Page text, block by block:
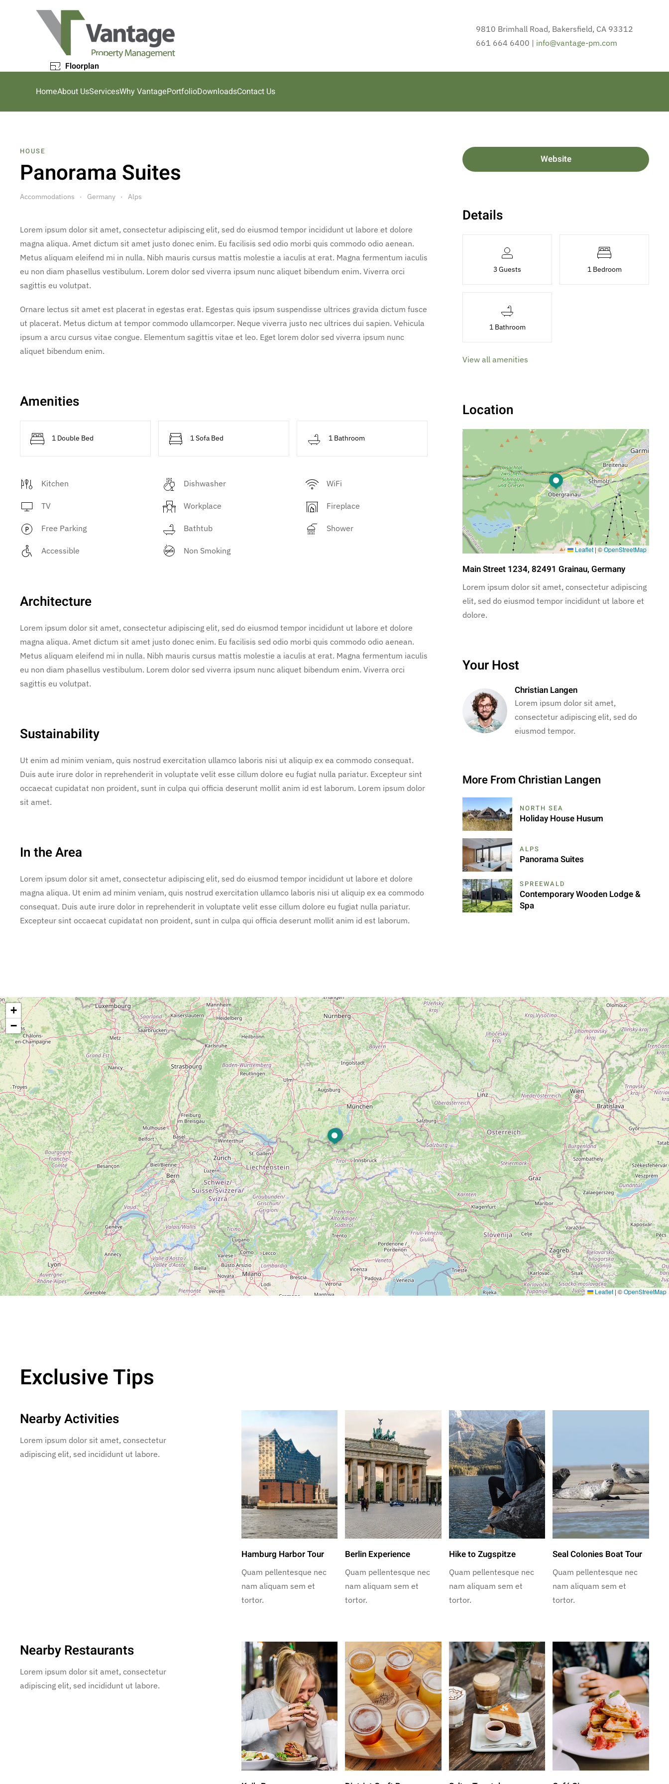
Skip to main content
9810 Brimhall Road, Bakersfield, CA 93312
661 664 6400 | info@vantage-pm.com
HomeAbout UsServicesWhy VantagePortfolioDownloadsContact Us
Floorplan
HOUSE
Panorama Suites
Accommodations Germany Alps
Lorem ipsum dolor sit amet, consectetur adipiscing elit, sed do eiusmod tempor incididunt ut labore et dolore
magna aliqua. Amet dictum sit amet justo donec enim. Eu facilisis sed odio morbi quis commodo odio aenean.
Metus aliquam eleifend mi in nulla. Nibh mauris cursus mattis molestie a iaculis at erat. Magna fermentum iaculis
eu non diam phasellus vestibulum. Lorem dolor sed viverra ipsum nunc aliquet bibendum enim. Viverra orci
sagittis eu volutpat.
Ornare lectus sit amet est placerat in egestas erat. Egestas quis ipsum suspendisse ultrices gravida dictum fusce
ut placerat. Metus dictum at tempor commodo ullamcorper. Neque viverra justo nec ultrices dui sapien. Vehicula
ipsum a arcu cursus vitae congue. Elementum sagittis vitae et leo. Eget lorem dolor sed viverra ipsum nunc
aliquet bibendum enim.
Amenities
1 Double Bed 1 Sofa Bed 1 Bathroom
Kitchen Dishwasher WiFi
TV Workplace Fireplace
Free Parking Bathtub Shower
Accessible Non Smoking
Architecture
Lorem ipsum dolor sit amet, consectetur adipiscing elit, sed do eiusmod tempor incididunt ut labore et dolore
magna aliqua. Amet dictum sit amet justo donec enim. Eu facilisis sed odio morbi quis commodo odio aenean.
Metus aliquam eleifend mi in nulla. Nibh mauris cursus mattis molestie a iaculis at erat. Magna fermentum iaculis
eu non diam phasellus vestibulum. Lorem dolor sed viverra ipsum nunc aliquet bibendum enim. Viverra orci
sagittis eu volutpat.
Sustainability
Ut enim ad minim veniam, quis nostrud exercitation ullamco laboris nisi ut aliquip ex ea commodo consequat.
Duis aute irure dolor in reprehenderit in voluptate velit esse cillum dolore eu fugiat nulla pariatur. Excepteur sint
occaecat cupidatat non proident, sunt in culpa qui officia deserunt mollit anim id est laborum. Lorem ipsum dolor
sit amet.
In the Area
Lorem ipsum dolor sit amet, consectetur adipiscing elit, sed do eiusmod tempor incididunt ut labore et dolore
magna aliqua. Ut enim ad minim veniam, quis nostrud exercitation ullamco laboris nisi ut aliquip ex ea commodo
consequat. Duis aute irure dolor in reprehenderit in voluptate velit esse cillum dolore eu fugiat nulla pariatur.
Excepteur sint occaecat cupidatat non proident, sunt in culpa qui officia deserunt mollit anim id est laborum.
Website
Details
3 Guests 1 Bedroom
1 Bathroom
View all amenities
Location
Leaflet | ©OpenStreetMap
Main Street 1234, 82491 Grainau, Germany
Lorem ipsum dolor sit amet, consectetur adipiscing
elit, sed do eiusmod tempor incididunt ut labore et
dolore.
Your Host
Christian Langen
Lorem ipsum dolor sit amet,
consectetur adipiscing elit, sed do
eiusmod tempor.
More From Christian Langen
NORTH SEA
Holiday House Husum
ALPS
Panorama Suites
SPREEWALD
Contemporary Wooden Lodge &
Spa
+
−
Leaflet |©OpenStreetMap
Exclusive Tips
Nearby Activities
Lorem ipsum dolor sit amet, consectetur
adipiscing elit, sed incididunt ut labore.
Hamburg Harbor Tour
Quam pellentesque nec
nam aliquam sem et
tortor.
Berlin Experience
Quam pellentesque nec
nam aliquam sem et
tortor.
Hike to Zugspitze
Quam pellentesque nec
nam aliquam sem et
tortor.
Seal Colonies Boat Tour
Quam pellentesque nec
nam aliquam sem et
tortor.
Nearby Restaurants
Lorem ipsum dolor sit amet, consectetur
adipiscing elit, sed incididunt ut labore.